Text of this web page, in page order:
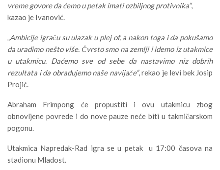
vreme govore da ćemo u petak imati ozbiljnog protivnika“,
kazao je Ivanović.
„Ambicije igraču su ulazak u plej of, a nakon toga i da pokušamo
da uradimo nešto više. Čvrsto smo na zemlji i idemo iz utakmice
u utakmicu. Daćemo sve od sebe da nastavimo niz dobrih
rezultata i da obradujemo naše navijače“, rekao je levi bek Josip
Projić.
Abraham Frimpong će propustiti i ovu utakmicu zbog
obnovljene povrede i do nove pauze neće biti u takmičarskom
pogonu.
Utakmica Napredak-Rad igra se u petak u 17:00 časova na
stadionu Mladost.